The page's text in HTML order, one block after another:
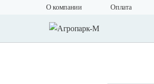
О компании Оплата